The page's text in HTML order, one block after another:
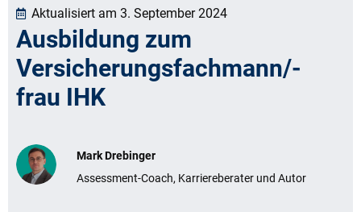
Aktualisiert am 3. September 2024
Ausbildung zum
Versicherungsfachmann/-
frau IHK
Mark Drebinger
Assessment-Coach, Karriereberater und Autor